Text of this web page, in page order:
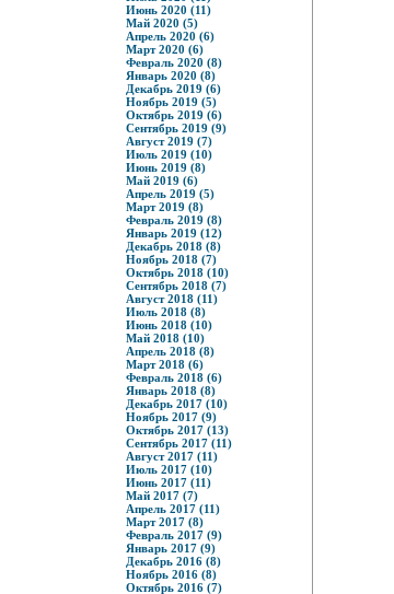
Июнь 2020 (11)
Май 2020 (5)
Апрель 2020 (6)
Март 2020 (6)
Февраль 2020 (8)
Январь 2020 (8)
Декабрь 2019 (6)
Ноябрь 2019 (5)
Октябрь 2019 (6)
Сентябрь 2019 (9)
Август 2019 (7)
Июль 2019 (10)
Июнь 2019 (8)
Май 2019 (6)
Апрель 2019 (5)
Март 2019 (8)
Февраль 2019 (8)
Январь 2019 (12)
Декабрь 2018 (8)
Ноябрь 2018 (7)
Октябрь 2018 (10)
Сентябрь 2018 (7)
Август 2018 (11)
Июль 2018 (8)
Июнь 2018 (10)
Май 2018 (10)
Апрель 2018 (8)
Март 2018 (6)
Февраль 2018 (6)
Январь 2018 (8)
Декабрь 2017 (10)
Ноябрь 2017 (9)
Октябрь 2017 (13)
Сентябрь 2017 (11)
Август 2017 (11)
Июль 2017 (10)
Июнь 2017 (11)
Май 2017 (7)
Апрель 2017 (11)
Март 2017 (8)
Февраль 2017 (9)
Январь 2017 (9)
Декабрь 2016 (8)
Ноябрь 2016 (8)
Октябрь 2016 (7)